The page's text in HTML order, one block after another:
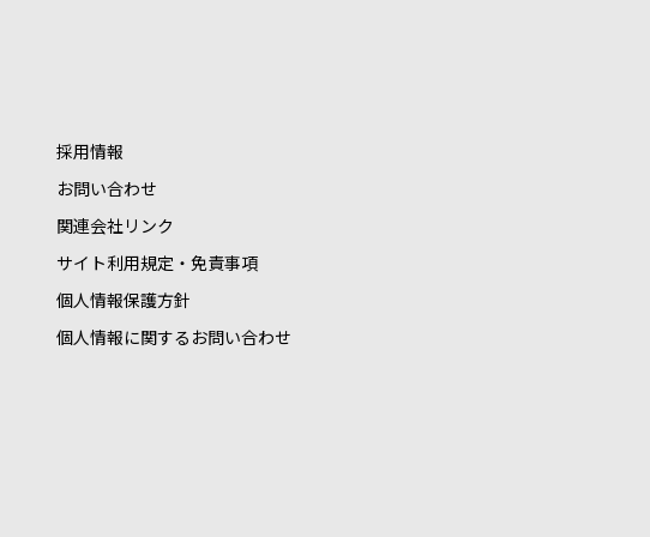
採用情報
お問い合わせ
関連会社リンク
サイト利用規定・免責事項
個人情報保護方針
個人情報に関するお問い合わせ